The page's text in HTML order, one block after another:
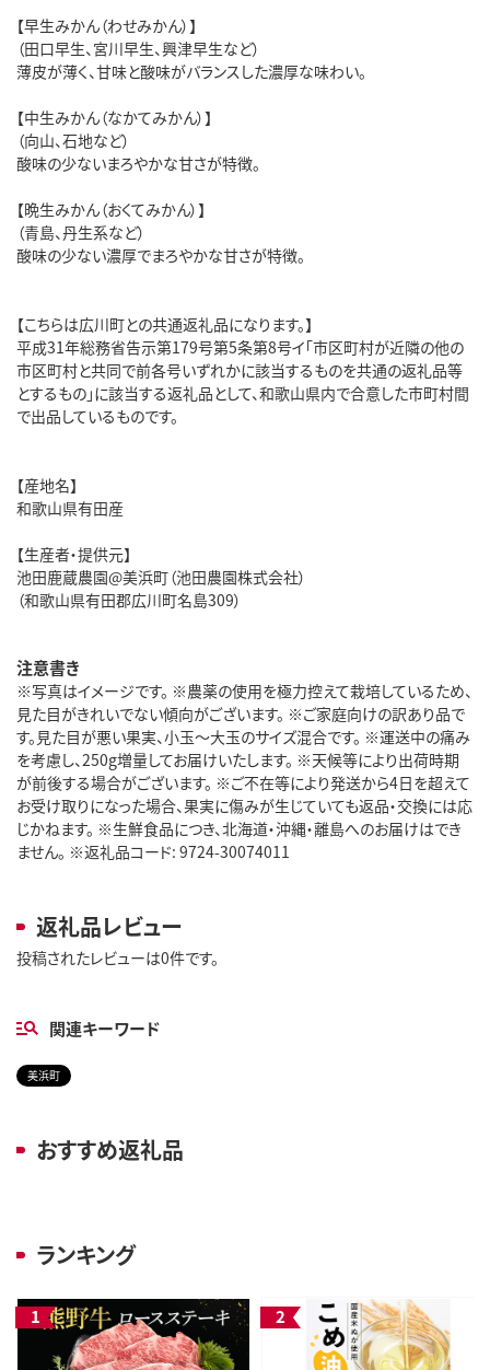
【早生みかん（わせみかん）】
（田口早生、宮川早生、興津早生など）
薄皮が薄く、甘味と酸味がバランスした濃厚な味わい。
【中生みかん（なかてみかん）】
（向山、石地など）
酸味の少ないまろやかな甘さが特徴。
【晩生みかん（おくてみかん）】
（青島、丹生系など）
酸味の少ない濃厚でまろやかな甘さが特徴。
【こちらは広川町との共通返礼品になります。】
平成31年総務省告示第179号第5条第8号イ「市区町村が近隣の他の
市区町村と共同で前各号いずれかに該当するものを共通の返礼品等
とするもの」に該当する返礼品として、和歌山県内で合意した市町村間
で出品しているものです。
【産地名】
和歌山県有田産
【生産者・提供元】
池田鹿蔵農園@美浜町（池田農園株式会社）
（和歌山県有田郡広川町名島309）
注意書き
※写真はイメージです。 ※農薬の使用を極力控えて栽培しているため、
見た目がきれいでない傾向がございます。 ※ご家庭向けの訳あり品で
す。見た目が悪い果実、小玉～大玉のサイズ混合です。 ※運送中の痛み
を考慮し、250g増量してお届けいたします。 ※天候等により出荷時期
が前後する場合がございます。 ※ご不在等により発送から4日を超えて
お受け取りになった場合、果実に傷みが生じていても返品・交換には応
じかねます。 ※生鮮食品につき、北海道・沖縄・離島へのお届けはでき
ません。 ※返礼品コード: 9724-30074011
返礼品レビュー
投稿されたレビューは0件です。
関連キーワード
美浜町
おすすめ返礼品
ランキング